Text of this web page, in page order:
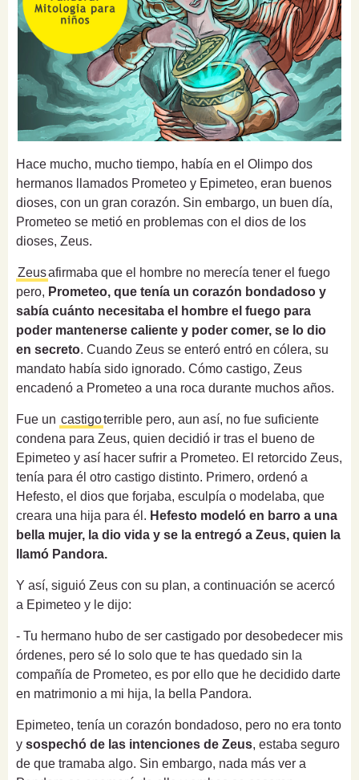
Hace mucho, mucho tiempo, había en el Olimpo dos
hermanos llamados Prometeo y Epimeteo, eran buenos
dioses, con un gran corazón. Sin embargo, un buen día,
Prometeo se metió en problemas con el dios de los
dioses, Zeus.
Zeusafirmaba que el hombre no merecía tener el fuego
pero, Prometeo, que tenía un corazón bondadoso y
sabía cuánto necesitaba el hombre el fuego para
poder mantenerse caliente y poder comer, se lo dio
en secreto. Cuando Zeus se enteró entró en cólera, su
mandato había sido ignorado. Cómo castigo, Zeus
encadenó a Prometeo a una roca durante muchos años.
Fue un castigoterrible pero, aun así, no fue suficiente
condena para Zeus, quien decidió ir tras el bueno de
Epimeteo y así hacer sufrir a Prometeo. El retorcido Zeus,
tenía para él otro castigo distinto. Primero, ordenó a
Hefesto, el dios que forjaba, esculpía o modelaba, que
creara una hija para él. Hefesto modeló en barro a una
bella mujer, la dio vida y se la entregó a Zeus, quien la
llamó Pandora.
Y así, siguió Zeus con su plan, a continuación se acercó
a Epimeteo y le dijo:
- Tu hermano hubo de ser castigado por desobedecer mis
órdenes, pero sé lo solo que te has quedado sin la
compañía de Prometeo, es por ello que he decidido darte
en matrimonio a mi hija, la bella Pandora.
Epimeteo, tenía un corazón bondadoso, pero no era tonto
y sospechó de las intenciones de Zeus, estaba seguro
de que tramaba algo. Sin embargo, nada más ver a